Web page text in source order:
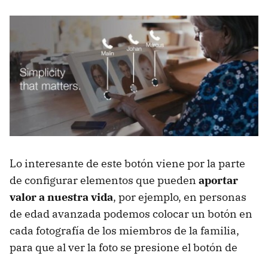
Lo interesante de este botón viene por la parte
de configurar elementos que pueden aportar
valor a nuestra vida, por ejemplo, en personas
de edad avanzada podemos colocar un botón en
cada fotografía de los miembros de la familia,
para que al ver la foto se presione el botón de